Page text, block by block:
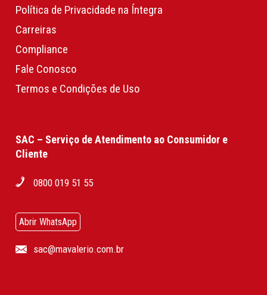
Política de Privacidade na Íntegra
Carreiras
Compliance
Fale Conosco
Termos e Condições de Uso
SAC – Serviço de Atendimento ao Consumidor e
Cliente
0800 019 51 55
Abrir WhatsApp
sac@mavalerio.com.br